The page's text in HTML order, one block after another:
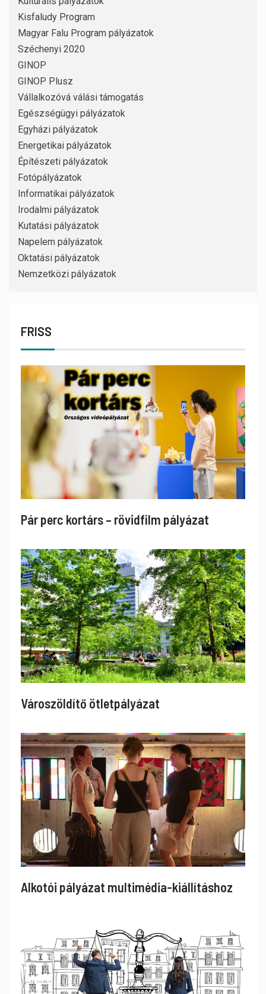
Kisfaludy Program
Magyar Falu Program pályázatok
Széchenyi 2020
GINOP
GINOP Plusz
Vállalkozóvá válási támogatás
Egészségügyi pályázatok
Egyházi pályázatok
Energetikai pályázatok
Építészeti pályázatok
Fotópályázatok
Informatikai pályázatok
Irodalmi pályázatok
Kutatási pályázatok
Napelem pályázatok
Oktatási pályázatok
Nemzetközi pályázatok
FRISS
Pár perc kortárs – rövidfilm pályázat
Városzöldítő ötletpályázat
Alkotói pályázat multimédia-kiállításhoz